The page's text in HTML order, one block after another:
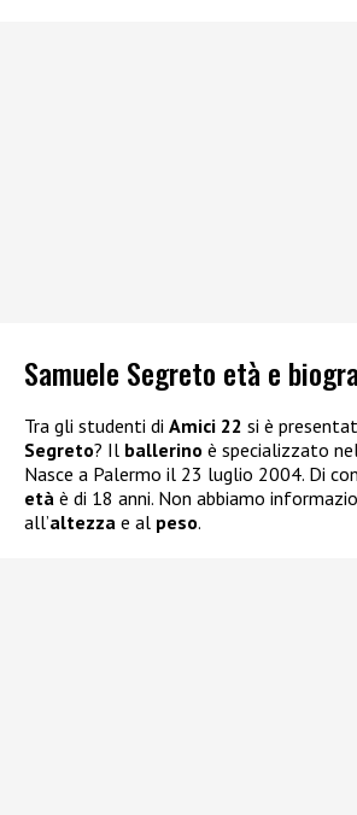
Samuele Segreto età e
Tra gli studenti di Amici 22 si è
Segreto? Il ballerino è specializzato
Nasce a Palermo il 23 luglio 2004. Di
età è di 18 anni. Non abbiamo
all’altezza e al peso.